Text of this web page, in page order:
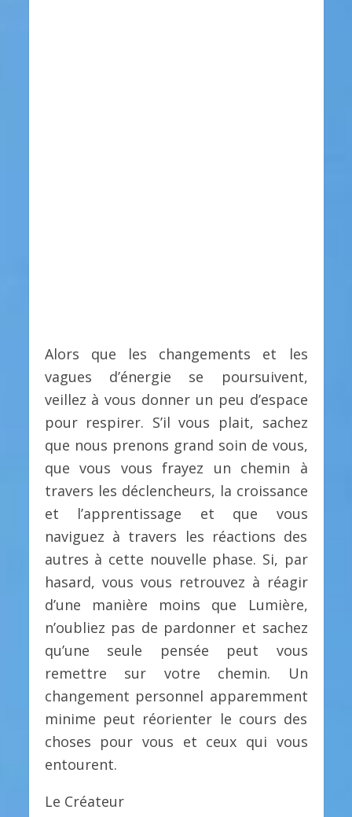
Alors que les changements et les
vagues d’énergie se poursuivent,
veillez à vous donner un peu d’espace
pour respirer. S’il vous plait, sachez
que nous prenons grand soin de vous,
que vous vous frayez un chemin à
travers les déclencheurs, la croissance
et l’apprentissage et que vous
naviguez à travers les réactions des
autres à cette nouvelle phase. Si, par
hasard, vous vous retrouvez à réagir
d’une manière moins que Lumière,
n’oubliez pas de pardonner et sachez
qu’une seule pensée peut vous
remettre sur votre chemin. Un
changement personnel apparemment
minime peut réorienter le cours des
choses pour vous et ceux qui vous
entourent.
Le Créateur